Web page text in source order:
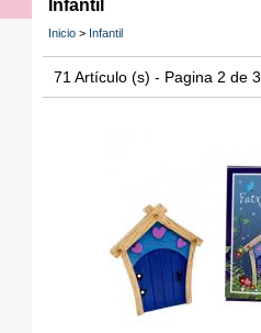
Infantil
Inicio > Infantil
71 Artículo (s) - Pagina 2 de 3